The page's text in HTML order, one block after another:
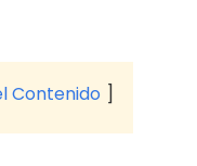
Contenido